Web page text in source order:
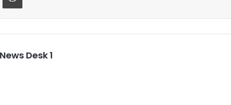
Desk 1